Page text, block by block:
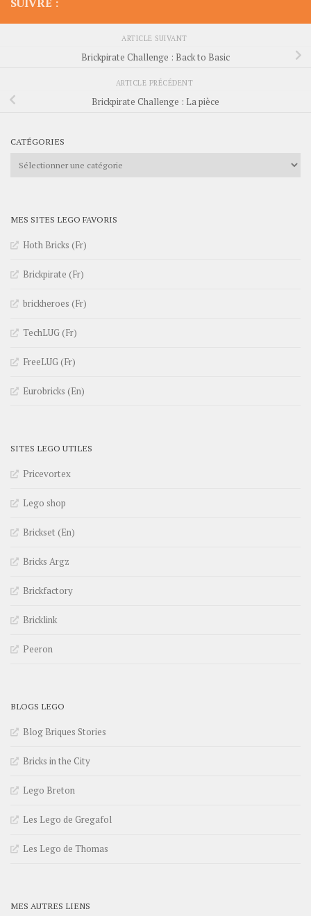
ARTICLE SUIVANT
Brickpirate Challenge : Back to Basic
ARTICLE PRÉCÉDENT
Brickpirate Challenge : La pièce
CATÉGORIES
Catégories
MES SITES LEGO FAVORIS
Hoth Bricks (Fr)
Brickpirate (Fr)
brickheroes (Fr)
TechLUG (Fr)
FreeLUG (Fr)
Eurobricks (En)
SITES LEGO UTILES
Pricevortex
Lego shop
Brickset (En)
Bricks Argz
Brickfactory
Bricklink
Peeron
BLOGS LEGO
Blog Briques Stories
Bricks in the City
Lego Breton
Les Lego de Gregafol
Les Lego de Thomas
MES AUTRES LIENS